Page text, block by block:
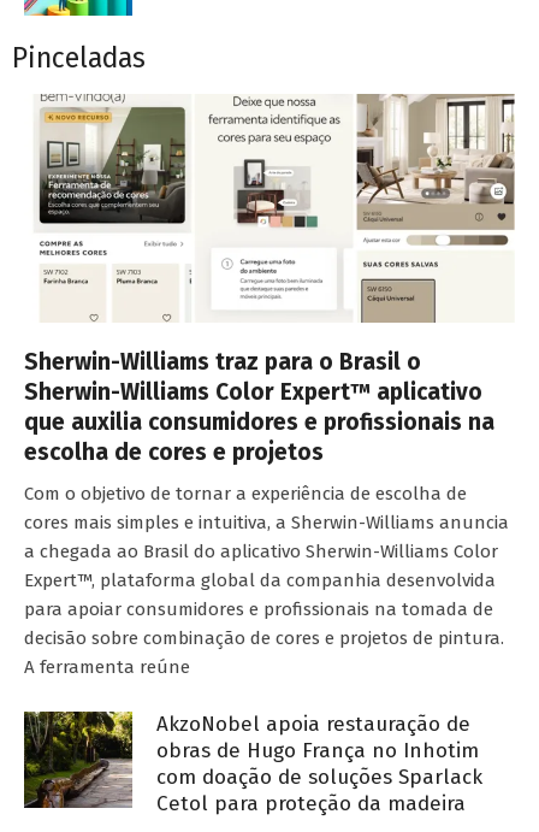
Pinceladas
Sherwin-Williams traz para o Brasil o
Sherwin-Williams Color Expert™ aplicativo
que auxilia consumidores e profissionais na
escolha de cores e projetos
Com o objetivo de tornar a experiência de escolha de
cores mais simples e intuitiva, a Sherwin-Williams anuncia
a chegada ao Brasil do aplicativo Sherwin-Williams Color
Expert™, plataforma global da companhia desenvolvida
para apoiar consumidores e profissionais na tomada de
decisão sobre combinação de cores e projetos de pintura.
A ferramenta reúne
AkzoNobel apoia restauração de
obras de Hugo França no Inhotim
com doação de soluções Sparlack
Cetol para proteção da madeira